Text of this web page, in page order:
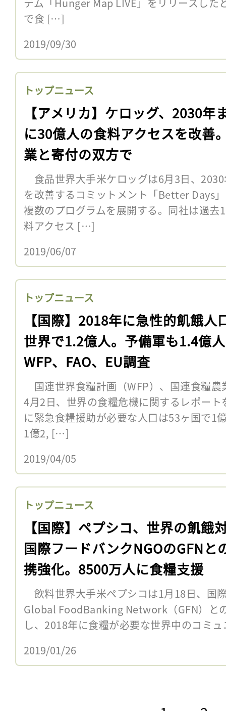
で食 […]
2019/09/30
トップニュース
【アメリカ】ケロッグ、2030年
に30億人の食料アクセスを改善
業と寄付の双方で
食品世界大手米ケロッグは6月3日、
を改善するコミットメント「Better Days
複数のプログラムを展開する。同社は過去
料アクセス […]
2019/06/07
トップニュース
【国際】2018年に急性的飢餓人
世界で1.2億人。予備軍も1.4億
WFP、FAO、EU調査
国連世界食糧計画（WFP）、国連食糧農
4月2日、世界の食糧危機に関するレポー
に緊急食糧援助が必要な人口は53ヶ国で1
1億2, […]
2019/04/05
トップニュース
【国際】ペプシコ、世界の飢餓
国際フードバンクNGOのGFNと
携強化。8500万人に食糧支援
飲料世界大手米ペプシコは1月18日、国
Global FoodBanking Network（GFN）と
し、2018年に食糧が必要な世界中のコミ
2019/01/26